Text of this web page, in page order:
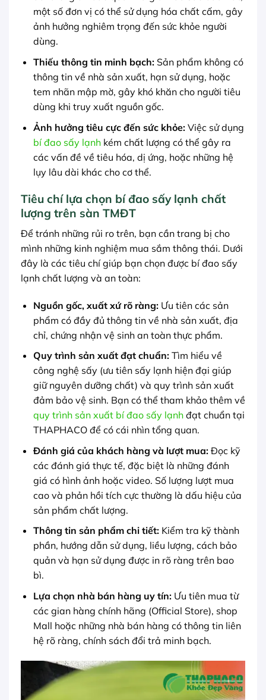
một số đơn vị có thể sử dụng hóa chất cấm, gây
ảnh hưởng nghiêm trọng đến sức khỏe người
dùng.
Thiếu thông tin minh bạch:Sản phẩm không có
thông tin về nhà sản xuất, hạn sử dụng, hoặc
tem nhãn mập mờ, gây khó khăn cho người tiêu
dùng khi truy xuất nguồn gốc.
Ảnh hưởng tiêu cực đến sức khỏe:Việc sử dụng
bí đao sấy lạnhkém chất lượng có thể gây ra
các vấn đề về tiêu hóa, dị ứng, hoặc những hệ
lụy lâu dài khác cho cơ thể.
Tiêu chí lựa chọn bí đao sấy lạnh chất
lượng trên sàn TMĐT
Để tránh những rủi ro trên, bạn cần trang bị cho
mình những kinh nghiệm mua sắm thông thái. Dưới
đây là các tiêu chí giúp bạn chọn được bí đao sấy
lạnh chất lượng và an toàn:
Nguồn gốc, xuất xứ rõ ràng:Ưu tiên các sản
phẩm có đầy đủ thông tin về nhà sản xuất, địa
chỉ, chứng nhận vệ sinh an toàn thực phẩm.
Quy trình sản xuất đạt chuẩn:Tìm hiểu về
công nghệ sấy (ưu tiên sấy lạnh hiện đại giúp
giữ nguyên dưỡng chất) và quy trình sản xuất
đảm bảo vệ sinh. Bạn có thể tham khảo thêm về
quy trình sản xuất bí đao sấy lạnhđạt chuẩn tại
THAPHACO để có cái nhìn tổng quan.
Đánh giá của khách hàng và lượt mua:Đọc kỹ
các đánh giá thực tế, đặc biệt là những đánh
giá có hình ảnh hoặc video. Số lượng lượt mua
cao và phản hồi tích cực thường là dấu hiệu của
sản phẩm chất lượng.
Thông tin sản phẩm chi tiết:Kiểm tra kỹ thành
phần, hướng dẫn sử dụng, liều lượng, cách bảo
quản và hạn sử dụng được in rõ ràng trên bao
bì.
Lựa chọn nhà bán hàng uy tín:Ưu tiên mua từ
các gian hàng chính hãng (Official Store), shop
Mall hoặc những nhà bán hàng có thông tin liên
hệ rõ ràng, chính sách đổi trả minh bạch.